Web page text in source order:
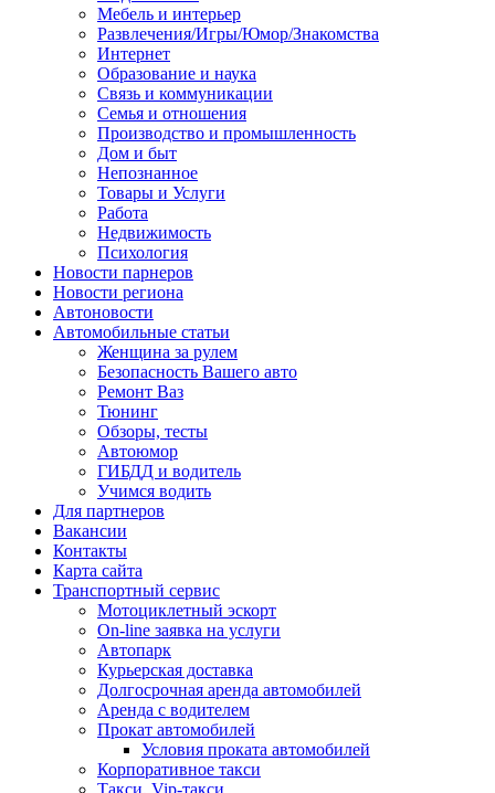
Мебель и интерьер
Развлечения/Игры/Юмор/Знакомства
Интернет
Образование и наука
Связь и коммуникации
Семья и отношения
Производство и промышленность
Дом и быт
Непознанное
Товары и Услуги
Работа
Недвижимость
Психология
Новости парнеров
Новости региона
Автоновости
Автомобильные статьи
Женщина за рулем
Безопасность Вашего авто
Ремонт Ваз
Тюнинг
Обзоры, тесты
Автоюмор
ГИБДД и водитель
Учимся водить
Для партнеров
Вакансии
Контакты
Карта сайта
Транспортный сервис
Мотоциклетный эскорт
On-line заявка на услуги
Автопарк
Курьерская доставка
Долгосрочная аренда автомобилей
Аренда с водителем
Прокат автомобилей
Условия проката автомобилей
Корпоративное такси
Такси, Vip-такси